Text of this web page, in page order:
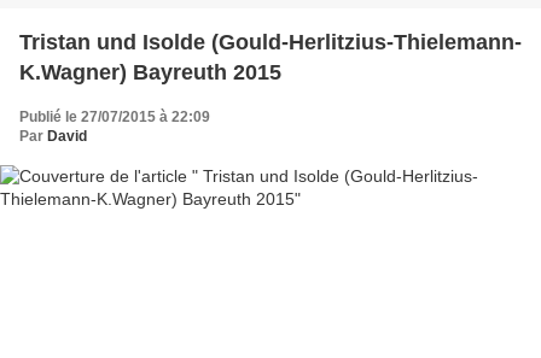
Tristan und Isolde (Gould-Herlitzius-Thielemann-
K.Wagner) Bayreuth 2015
Publié le 27/07/2015 à 22:09
Par David